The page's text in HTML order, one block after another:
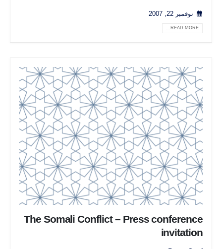
نوفمبر 22, 2007
READ MORE...
The Somali Conflict – Press conference
invitation